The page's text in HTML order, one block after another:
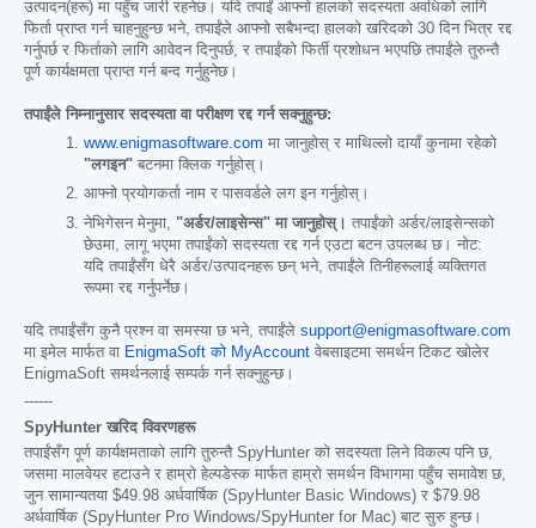
उत्पादन(हरू) मा पहुँच जारी रहनेछ। यदि तपाईं आफ्नो हालको सदस्यता अवधिको लागि
फिर्ता प्राप्त गर्न चाहनुहुन्छ भने, तपाईंले आफ्नो सबैभन्दा हालको खरिदको 30 दिन भित्र रद्द
गर्नुपर्छ र फिर्ताको लागि आवेदन दिनुपर्छ, र तपाईंको फिर्ती प्रशोधन भएपछि तपाईंले तुरुन्तै
पूर्ण कार्यक्षमता प्राप्त गर्न बन्द गर्नुहुनेछ।
तपाईंले निम्नानुसार सदस्यता वा परीक्षण रद्द गर्न सक्नुहुन्छ:
www.enigmasoftware.com मा जानुहोस् र माथिल्लो दायाँ कुनामा रहेको
"लगइन" बटनमा क्लिक गर्नुहोस्।
आफ्नो प्रयोगकर्ता नाम र पासवर्डले लग इन गर्नुहोस्।
नेभिगेसन मेनुमा, "अर्डर/लाइसेन्स" मा जानुहोस्। तपाईंको अर्डर/लाइसेन्सको
छेउमा, लागू भएमा तपाईंको सदस्यता रद्द गर्न एउटा बटन उपलब्ध छ। नोट:
यदि तपाईंसँग धेरै अर्डर/उत्पादनहरू छन् भने, तपाईंले तिनीहरूलाई व्यक्तिगत
रूपमा रद्द गर्नुपर्नेछ।
यदि तपाईंसँग कुनै प्रश्न वा समस्या छ भने, तपाईंले support@enigmasoftware.com
मा इमेल मार्फत वा EnigmaSoft को MyAccount वेबसाइटमा समर्थन टिकट खोलेर
EnigmaSoft समर्थनलाई सम्पर्क गर्न सक्नुहुन्छ।
------
SpyHunter खरिद विवरणहरू
तपाईंसँग पूर्ण कार्यक्षमताको लागि तुरुन्तै SpyHunter को सदस्यता लिने विकल्प पनि छ,
जसमा मालवेयर हटाउने र हाम्रो हेल्पडेस्क मार्फत हाम्रो समर्थन विभागमा पहुँच समावेश छ,
जुन सामान्यतया $49.98 अर्धवार्षिक (SpyHunter Basic Windows) र $79.98
अर्धवार्षिक (SpyHunter Pro Windows/SpyHunter for Mac) बाट सुरु हुन्छ।